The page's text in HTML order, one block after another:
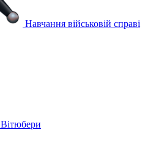
Навчання військовій справі
Вітюбери